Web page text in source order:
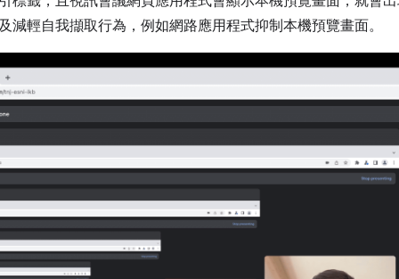
減輕自我擷取行為，例如網路應用程式抑制本機預覽畫面。